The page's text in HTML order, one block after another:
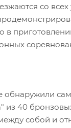
со всех
в
обнаружили
из 40
собой и